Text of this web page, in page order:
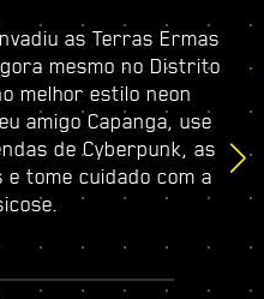
as Terras Ermas
mesmo no Distrito
melhor estilo neon
amigo Capanga, use
de Cyberpunk, as
tome cuidado com a